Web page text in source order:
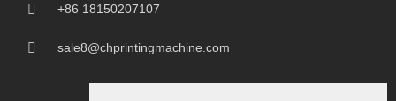
+86 18150207107
sale8@chprintingmachine.com